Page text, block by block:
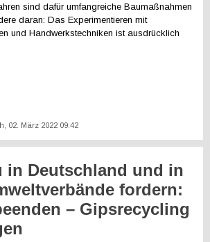
sind dafür umfangreiche Baumaßnahmen
daran: Das Experimentieren mit
und Handwerkstechniken ist ausdrücklich
02. März 2022 09:42
in Deutschland und in
fordern:
– Gipsrecycling